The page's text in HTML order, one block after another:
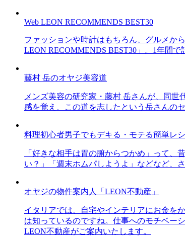
Web LEON RECOMMENDS BEST30
ファッションや時計はもちろん、グルメか
LEON RECOMMENDS BEST30」。1年間
藤村 岳のオヤジ美容道
メンズ美容の研究家・藤村 岳さんが、同
感を覚え、この道を志したという岳さんの
料理初心者男子でもデキる・モテる簡単レ
「好きな相手は胃の腑からつかめ」って
い？」「週末ホムパしようよ」などなど、
オヤジの物件案内人「LEON不動産」
イタリアでは、自宅やインテリアにお金を
は知っているのですね。仕事へのモチベー
LEON不動産がご案内いたします。